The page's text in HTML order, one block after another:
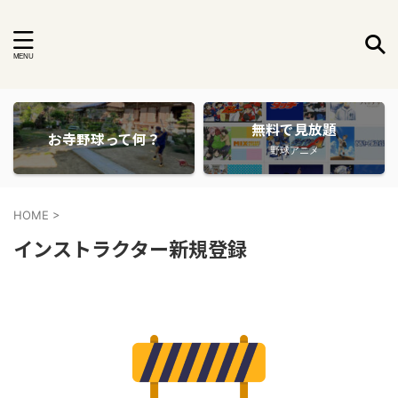
お寺野球って何？ 無料で見放題
野球アニメ
HOME >
インストラクター新規登録